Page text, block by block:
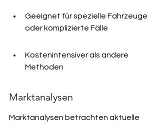
Geeignet für spezielle Fahrzeuge
oder komplizierte Fälle
Kostenintensiver als andere
Methoden
Marktanalysen
Marktanalysen betrachten aktuelle